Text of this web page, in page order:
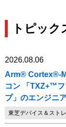
トピッ
2026.08.06
Arm® Cortex®-
コン 「TXZ+™フ
プ」のエンジニ
東芝デバイス＆スト